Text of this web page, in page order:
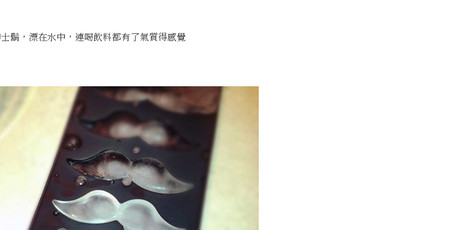
鬍，漂在水中，連喝飲料都有了氣質得感覺